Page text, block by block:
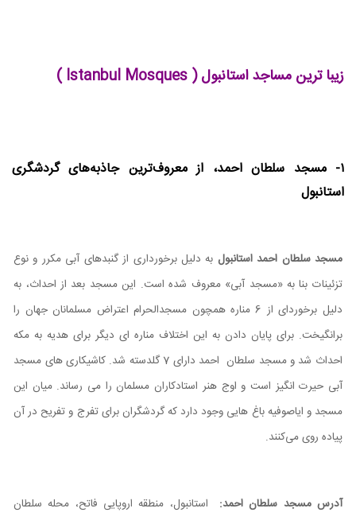
زیبا ترین مساجد استانبول ( Istanbul Mosques )
۱- مسجد سلطان احمد، از معروف‌ترین جاذبه‌های گردشگری
استانبول
مسجد سلطان احمد استانبول به دلیل برخورداری از گنبدهای آبی مکرر و نوع
تزئینات بنا به «مسجد آبی» معروف شده است. این مسجد بعد از احداث، به
دلیل برخوردای از 6 مناره همچون مسجدالحرام اعتراض مسلمانان جهان را
برانگیخت. برای پایان دادن به این اختلاف مناره ای دیگر برای هدیه به مکه
احداث شد و مسجد سلطان احمد دارای 7 گلدسته شد. کاشیکاری های مسجد
آبی حیرت انگیز است و اوج هنر استادکاران مسلمان را می رساند. میان این
مسجد و ایاصوفیه باغ هایی وجود دارد که گردشگران برای تفرج و تفریح در آن
پیاده روی می‌کنند.
آدرس مسجد سلطان احمد: استانبول، منطقه‌ اروپایی فاتح، محله‌ سلطان